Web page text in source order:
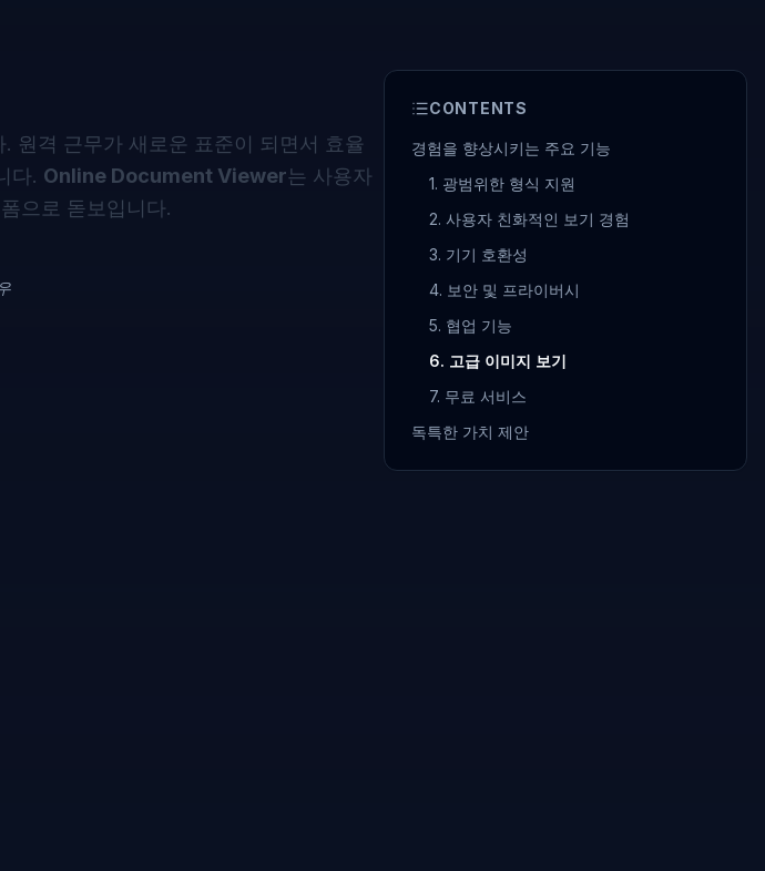
원격 근무가 새로운 표준이 되면서 효율
다. Online Document Viewer는 사용자
으로 돋보입니다.
CONTENTS
경험을 향상시키는 주요 기능
1. 광범위한 형식 지원
2. 사용자 친화적인 보기 경험
3. 기기 호환성
4. 보안 및 프라이버시
5. 협업 기능
6. 고급 이미지 보기
7. 무료 서비스
독특한 가치 제안